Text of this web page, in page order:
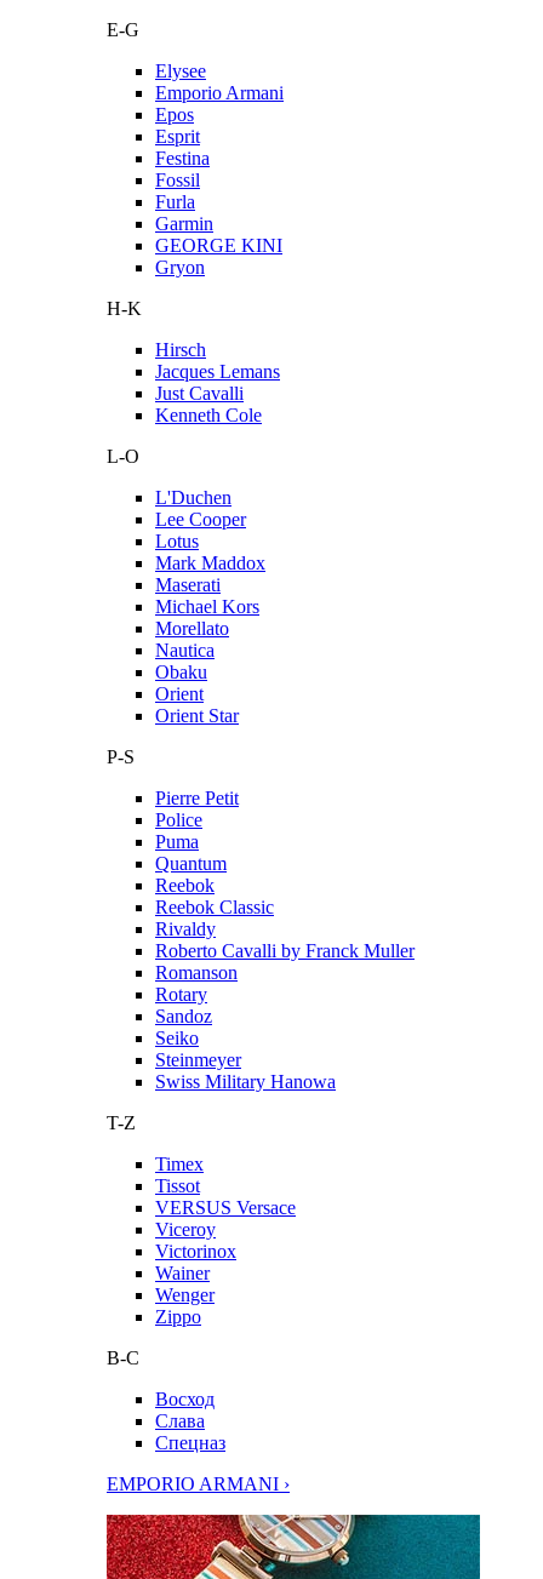
E-G
Elysee
Emporio Armani
Epos
Esprit
Festina
Fossil
Furla
Garmin
GEORGE KINI
Gryon
H-K
Hirsch
Jacques Lemans
Just Cavalli
Kenneth Cole
L-O
L'Duchen
Lee Cooper
Lotus
Mark Maddox
Maserati
Michael Kors
Morellato
Nautica
Obaku
Orient
Orient Star
P-S
Pierre Petit
Police
Puma
Quantum
Reebok
Reebok Classic
Rivaldy
Roberto Cavalli by Franck Muller
Romanson
Rotary
Sandoz
Seiko
Steinmeyer
Swiss Military Hanowa
T-Z
Timex
Tissot
VERSUS Versace
Viceroy
Victorinox
Wainer
Wenger
Zippo
В-С
Восход
Слава
Спецназ
EMPORIO ARMANI ›